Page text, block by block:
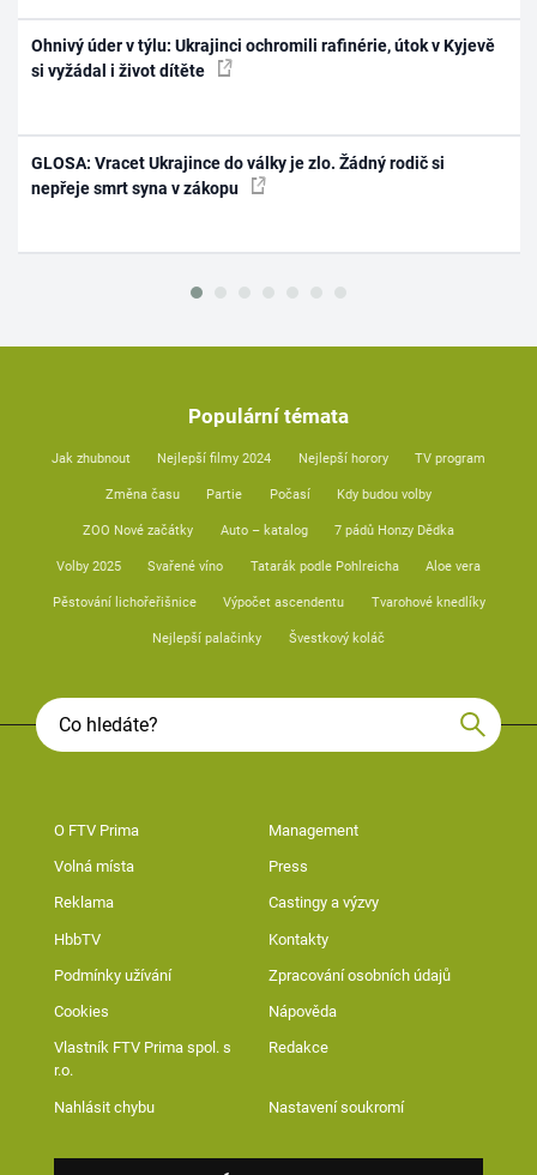
Ohnivý úder v týlu: Ukrajinci ochromili rafinérie, útok v Kyjevě
si vyžádal i život dítěte
GLOSA: Vracet Ukrajince do války je zlo. Žádný rodič si
nepřeje smrt syna v zákopu
Populární témata
Jak zhubnout Nejlepší filmy 2024 Nejlepší horory TV program
Změna času Partie Počasí Kdy budou volby
ZOO Nové začátky Auto – katalog 7 pádů Honzy Dědka
Volby 2025 Svařené víno Tatarák podle Pohlreicha Aloe vera
Pěstování lichořeřišnice Výpočet ascendentu Tvarohové knedlíky
Nejlepší palačinky Švestkový koláč
O FTV Prima Management
Volná místa Press
Reklama Castingy a výzvy
HbbTV Kontakty
Podmínky užívání Zpracování osobních údajů
Cookies Nápověda
Vlastník FTV Prima spol. s
r.o.
Redakce
Nahlásit chybu Nastavení soukromí